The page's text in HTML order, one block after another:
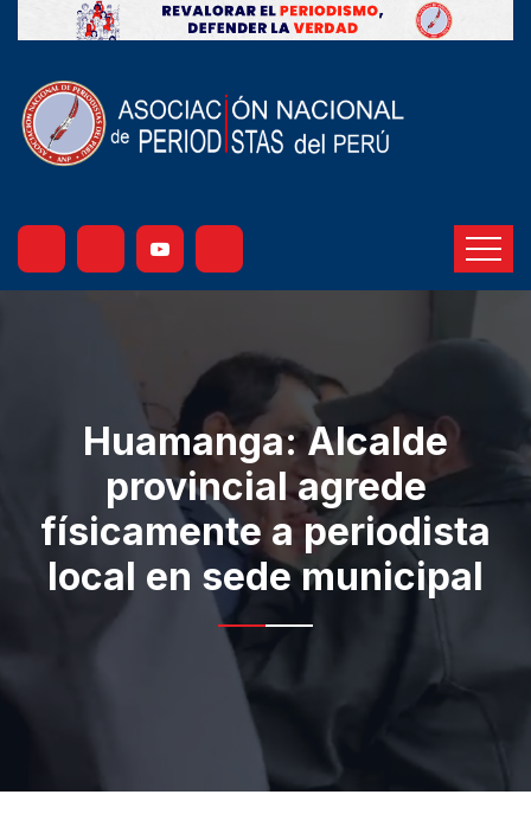
Huamanga: Alcalde
provincial agrede
físicamente a periodista
local en sede municipal